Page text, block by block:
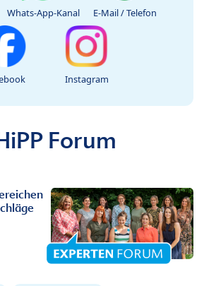
Whats-App-Kanal E-Mail / Telefon
Instagram
Forum